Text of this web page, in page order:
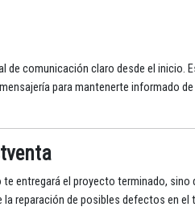
de comunicación claro desde el inicio.
para mantenerte informado
entregará el proyecto terminado, sino
reparación de posibles defectos en